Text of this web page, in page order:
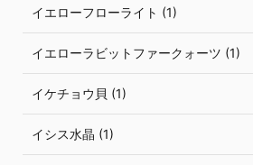
イエローフローライト (1)
イエローラビットファークォーツ (1)
イケチョウ貝 (1)
イシス水晶 (1)